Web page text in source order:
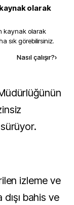
olarak
kaynak olarak
sık görebilirsiniz.
Nasıl çalışır?›
izleme ve
bahis ve